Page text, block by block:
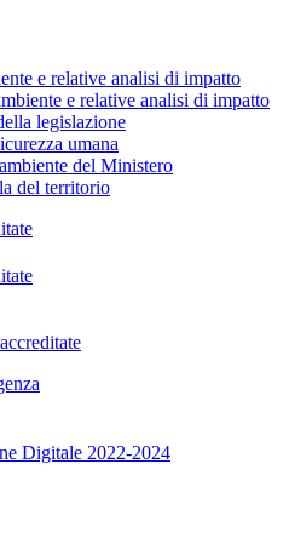
e relative analisi di impatto
e relative analisi di impatto
legislazione
umana
del Ministero
del territorio
Digitale 2022-2024